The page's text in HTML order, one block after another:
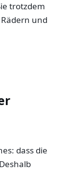
trotzdem
und
dass die